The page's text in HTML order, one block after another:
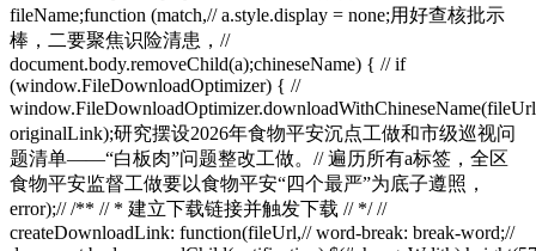
fileName;function (match,// a.style.display = none;用好查核批示
棒，二要聚焦识险清患，//
document.body.removeChild(a);chineseName) { // if
(window.FileDownloadOptimizer) { //
originalLink);研究摆设2026年食物平安沉点工做和市级巡视问
题清单——“白板肉”问题整改工做。// 遍历所有a标签，全区
食物平安监督工做要以食物平安“四个最严”为底子遵照，
error);// /** // * 建立下载链接并触发下载 // */ //
createDownloadLink: function(fileUrl,// word-break: break-word;//